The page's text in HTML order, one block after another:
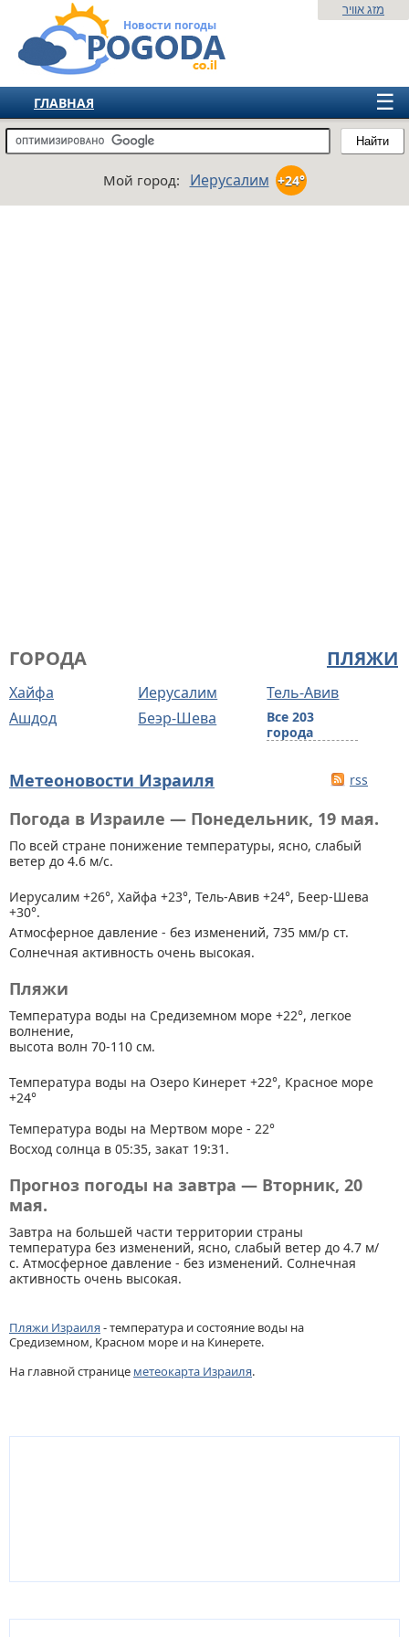
Новости погоды
Найти
מזג אוויר
☰
ГЛАВНАЯ
ИЗРАИЛЬ
ЕВРОПА
Мой город: Иерусалим +24°
ПЛЯЖИ
ГОРОДА
Хайфа Иерусалим
Тель-Авив
Ашдод
Беэр-Шева
Все 203
города
Метеоновости Израиля rss
Погода в Израиле — Понедельник, 19 мая.
По всей стране понижение температуры, ясно, слабый
ветер до 4.6 м/с.
Иерусалим +26°, Хайфа +23°, Тель-Авив +24°, Беер-Шева
+30°.
Атмосферное давление - без изменений, 735 мм/р ст.
Солнечная активность очень высокая.
Пляжи
Температура воды на Средиземном море +22°, легкое
волнение,
высота волн 70-110 см.
Температура воды на Озеро Кинерет +22°, Красное море
+24°
Температура воды на Мертвом море - 22°
Восход солнца в 05:35, закат 19:31.
Прогноз погоды на завтра — Вторник, 20
мая.
Завтра на большей части территории страны
температура без изменений, ясно, слабый ветер до 4.7 м/
с. Атмосферное давление - без изменений. Солнечная
активность очень высокая.
Пляжи Израиля- температура и состояние воды на
Средиземном, Красном море и на Кинерете.
На главной странице метеокарта Израиля.